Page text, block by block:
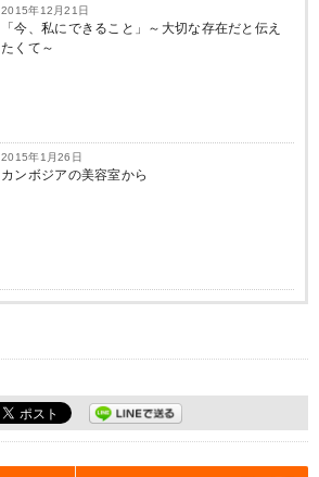
2015年12月21日
「今、私にできること」～大切な存在だと伝え
たくて～
2015年1月26日
カンボジアの美容室から